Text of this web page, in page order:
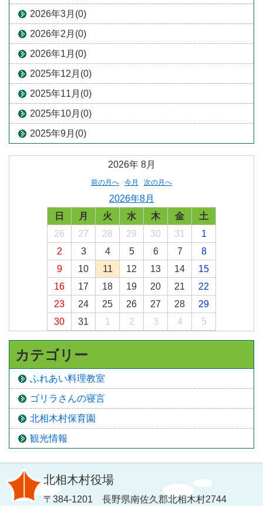
2026年3月(0)
2026年2月(0)
2026年1月(0)
2025年12月(0)
2025年11月(0)
2025年10月(0)
2025年9月(0)
2026年 8月
前の月へ 今月 次の月へ
2026年8月
日
月 火 水 木 金
土
26
27 28 29 30 31
1
2
3 4 5 6 7
8
9
10 11 12 13 14
15
16
17 18 19 20 21
22
23
24 25 26 27 28
29
30
31 1 2 3 4 5
カテゴリー
ふれあい料理教室
ゴリラさんの寝言
北相木村保育園
観光情報
北相木村役場
〒384-1201 長野県南佐久郡北相木村2744